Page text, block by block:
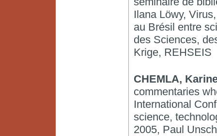
Ilana Löwy,
au Brésil entre
des Sciences,
Krige, REHSEIS
CHEMLA,
commentaries
International
science,
2005, Paul